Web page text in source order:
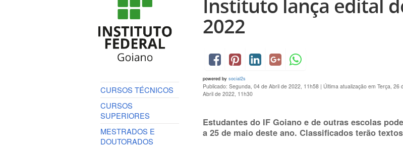
CURSOS TÉCNICOS
CURSOS
SUPERIORES
MESTRADOS E
DOUTORADOS
Instituto lança edital
2022
powered by social2s
Publicado: Segunda, 04 de Abril de 2022, 11h58 | Última atualização em Terça, 26
Abril de 2022, 11h30
Estudantes do IF Goiano e de outras escolas
a 25 de maio deste ano. Classificados terão